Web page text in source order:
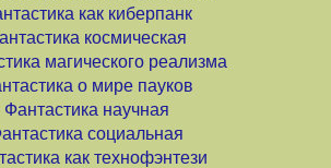
как киберпанк
космическая
магического реализма
о мире пауков
Фантастика научная
социальная
как технофэнтези